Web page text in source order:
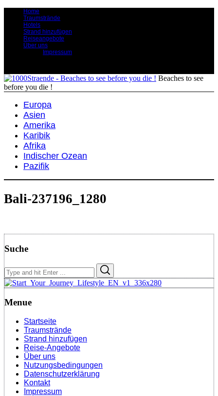
Home
Traumstrände
Hotels
Strand hinzufügen
Reiseangebote
Über uns
Impressum
Beaches to see
before you die !
Europa
Asien
Amerika
Karibik
Afrika
Indischer Ozean
Pazifik
Bali-237196_1280
Suche
Search
for:
Menue
Startseite
Traumstrände
Strand hinzufügen
Reise-Angebote
Über uns
Nutzungsbedingungen
Datenschutzerklärung
Kontakt
Impressum